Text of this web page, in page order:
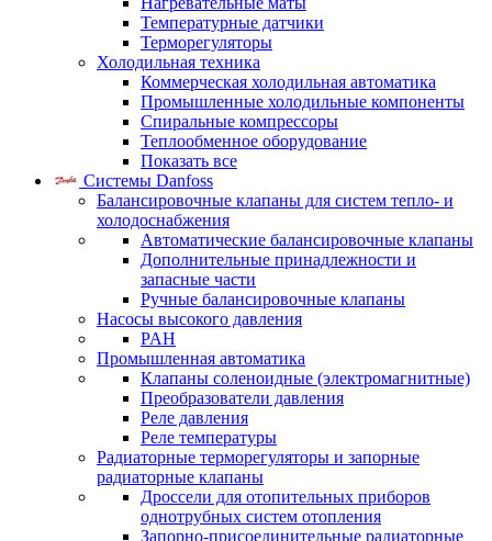
Температурные датчики
Терморегуляторы
Холодильная техника
Коммерческая холодильная автоматика
Промышленные холодильные компоненты
Спиральные компрессоры
Теплообменное оборудование
Показать все
Системы Danfoss
Балансировочные клапаны для систем тепло- и
холодоснабжения
Автоматические балансировочные клапаны
Дополнительные принадлежности и
запасные части
Ручные балансировочные клапаны
Насосы высокого давления
PAH
Промышленная автоматика
Клапаны соленоидные (электромагнитные)
Преобразователи давления
Реле давления
Реле температуры
Радиаторные терморегуляторы и запорные
радиаторные клапаны
Дроссели для отопительных приборов
однотрубных систем отопления
Запорно-присоединительные радиаторные